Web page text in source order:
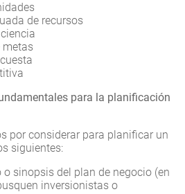
de recursos
metas
para la planificación
por considerar para planificar un
siguientes:
o sinopsis del plan de negocio (en
inversionistas o